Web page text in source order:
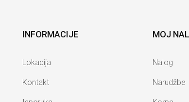
INFORMACIJE
Lokacija
Kontakt
MOJ
Nalog
Narudžbe